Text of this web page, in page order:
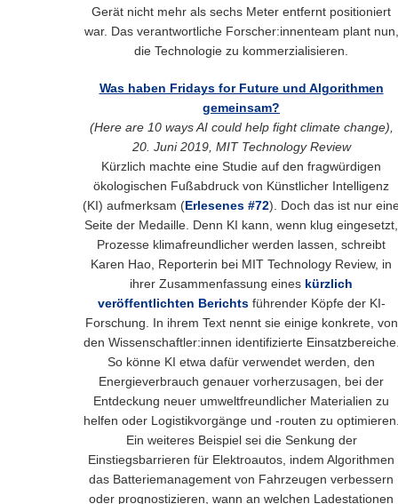
Gerät nicht mehr als sechs Meter entfernt positioniert
war. Das verantwortliche Forscher:innenteam plant nun,
die Technologie zu kommerzialisieren.
Was haben Fridays for Future und Algorithmen
gemeinsam?
(Here are 10 ways AI could help fight climate change),
20. Juni 2019, MIT Technology Review
Kürzlich machte eine Studie auf den fragwürdigen
ökologischen Fußabdruck von Künstlicher Intelligenz
(KI) aufmerksam (Erlesenes #72). Doch das ist nur
Seite der Medaille. Denn KI kann, wenn klug eingesetzt,
Prozesse klimafreundlicher werden lassen, schreibt
Karen Hao, Reporterin bei MIT Technology Review, in
ihrer Zusammenfassung eines kürzlich
veröffentlichten Berichtsführender Köpfe der KI-
Forschung. In ihrem Text nennt sie einige konkrete, von
den Wissenschaftler:innen identifizierte
So könne KI etwa dafür verwendet werden, den
Energieverbrauch genauer vorherzusagen, bei der
Entdeckung neuer umweltfreundlicher Materialien zu
helfen oder Logistikvorgänge und -routen zu
Ein weiteres Beispiel sei die Senkung der
Einstiegsbarrieren für Elektroautos, indem Algorithmen
das Batteriemanagement von Fahrzeugen verbessern
oder prognostizieren, wann an welchen Ladestationen